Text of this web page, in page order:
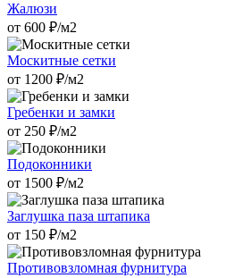
Жалюзи
от 600 ₽/м2
Москитные сетки
от 1200 ₽/м2
Гребенки и замки
от 250 ₽/м2
Подоконники
от 1500 ₽/м2
Заглушка паза штапика
от 150 ₽/м2
Противовзломная фурнитура